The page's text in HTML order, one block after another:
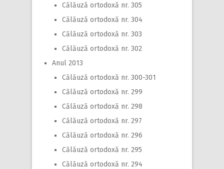
Călăuză ortodoxă nr. 305
Călăuză ortodoxă nr. 304
Călăuză ortodoxă nr. 303
Călăuză ortodoxă nr. 302
Anul 2013
Călăuză ortodoxă nr. 300-301
Călăuză ortodoxă nr. 299
Călăuză ortodoxă nr. 298
Călăuză ortodoxă nr. 297
Călăuză ortodoxă nr. 296
Călăuză ortodoxă nr. 295
Călăuză ortodoxă nr. 294